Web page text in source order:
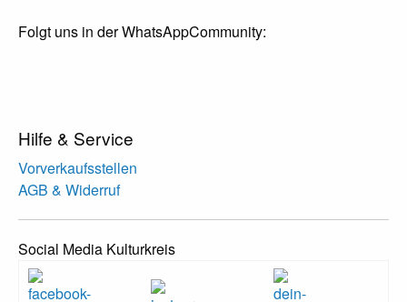
Folgt uns in der WhatsAppCommunity:
Hilfe & Service
Vorverkaufsstellen
AGB & Widerruf
Social Media Kulturkreis